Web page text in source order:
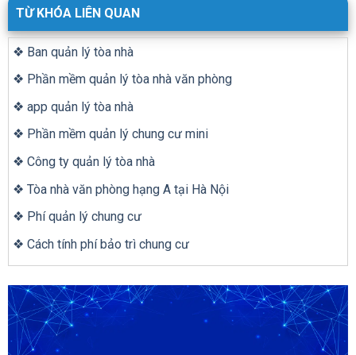
TỪ KHÓA LIÊN QUAN
❖ Ban quản lý tòa nhà
❖ Phần mềm quản lý tòa nhà văn phòng
❖ app quản lý tòa nhà
❖ Phần mềm quản lý chung cư mini
❖ Công ty quản lý tòa nhà
❖ Tòa nhà văn phòng hạng A tại Hà Nội
❖ Phí quản lý chung cư
❖ Cách tính phí bảo trì chung cư